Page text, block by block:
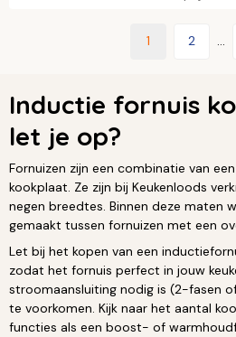
1 2 ...
Inductie fornuis
let je op?
Fornuizen zijn een combinatie van
kookplaat. Ze zijn bij Keukenloods
negen breedtes. Binnen deze maten
gemaakt tussen fornuizen met een
Let bij het kopen van een
zodat het fornuis perfect in jouw
stroomaansluiting nodig is (2-fasen
te voorkomen. Kijk naar het aantal
functies als een boost- of